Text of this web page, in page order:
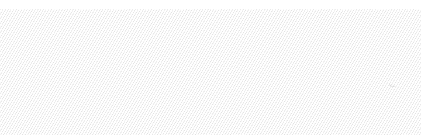
Skip to main content